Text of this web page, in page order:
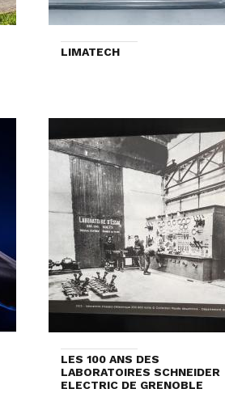
LIMATECH
LES 100 ANS DES
LABORATOIRES SCHNEIDER
ELECTRIC DE GRENOBLE